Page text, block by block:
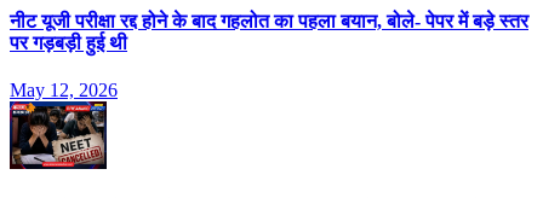
नीट यूजी परीक्षा रद्द होने के बाद गहलोत का पहला बयान, बोले- पेपर में बड़े स्तर
पर गड़बड़ी हुई थी
May 12, 2026